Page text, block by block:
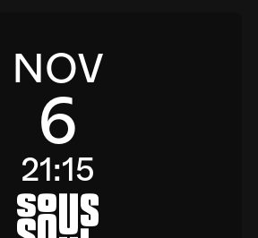
NOV
6
21:15